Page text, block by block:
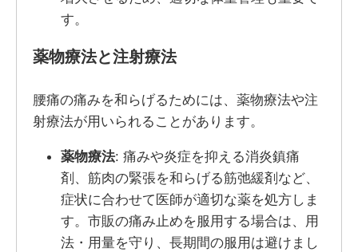
す。
薬物療法と注射療法
腰痛の痛みを和らげるためには、薬物療法や注
射療法が用いられることがあります。
薬物療法: 痛みや炎症を抑える消炎鎮痛
剤、筋肉の緊張を和らげる筋弛緩剤など、
症状に合わせて医師が適切な薬を処方しま
す。市販の痛み止めを服用する場合は、用
法・用量を守り、長期間の服用は避けまし